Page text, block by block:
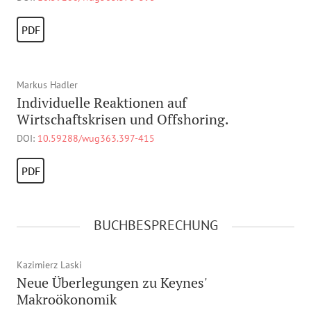
PDF
Markus Hadler
Individuelle Reaktionen auf
Wirtschaftskrisen und Offshoring.
DOI: 10.59288/wug363.397-415
PDF
BUCHBESPRECHUNG
Kazimierz Laski
Neue Überlegungen zu Keynes'
Makroökonomik